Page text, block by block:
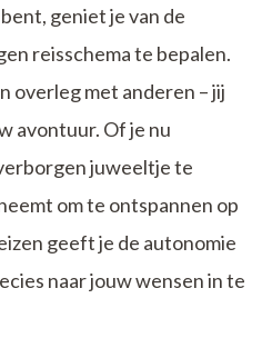
geniet je van de
reisschema te bepalen.
overleg met anderen – jij
avontuur. Of je nu
juweeltje te
om te ontspannen op
geeft je de autonomie
naar jouw wensen in te